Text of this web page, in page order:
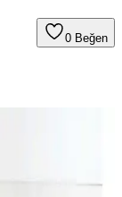
0 Beğen
odalarda